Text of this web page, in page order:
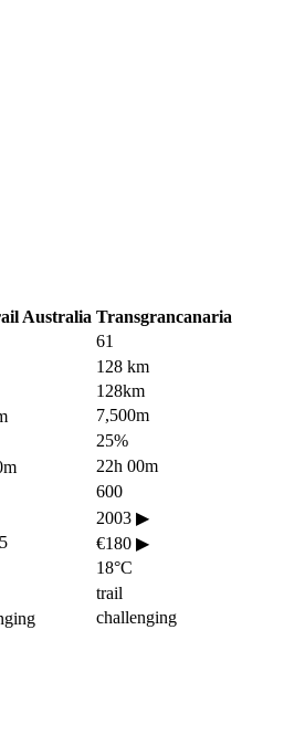
Australia Transgrancanaria
61
128 km
128km
7,500m
25%
22h 00m
600
2003 ▶
€180 ▶
18°C
trail
challenging